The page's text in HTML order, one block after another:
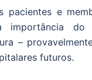
pacientes e
importância do
–
futuros.